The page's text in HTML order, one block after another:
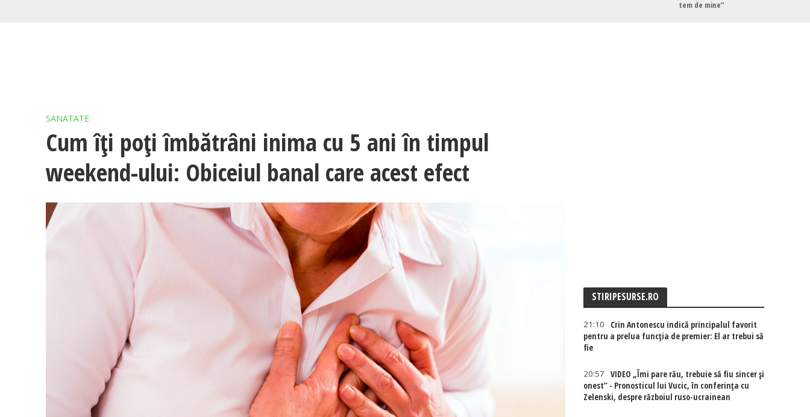
tem de mine”
SANATATE
Cum îți poți îmbătrâni inima cu 5 ani în timpul
weekend-ului: Obiceiul banal care acest efect
STIRIPESURSE.RO
21:10
Crin Antonescu indică principalul favorit
pentru a prelua funcția de premier: El ar trebui să
fie
20:57
VIDEO „Îmi pare rău, trebuie să fiu sincer și
onest” - Pronosticul lui Vucic, în conferința cu
Zelenski, despre războiul ruso-ucrainean